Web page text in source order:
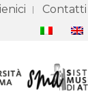
Contatti